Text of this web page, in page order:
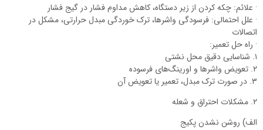
· علائم: چکه کردن از زیر دستگاه، کاهش مداوم فشار در گیج فشار
· علل احتمالی: فرسودگی واشرها، ترک خوردگی مبدل حرارتی، مشکل در
اتصالات
· راه حل تعمیر:
۱. شناسایی دقیق محل نشتی
۲. تعویض واشرها و اورینگ‌های فرسوده
۳. در صورت ترک مبدل، تعمیر یا تعویض آن
۲. مشکلات احتراق و شعله
الف) روشن نشدن پکیج